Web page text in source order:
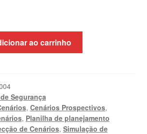
ao carrinho
Segurança
, Cenários Prospectivos,
, Planilha de planejamento
de Cenários, Simulação de